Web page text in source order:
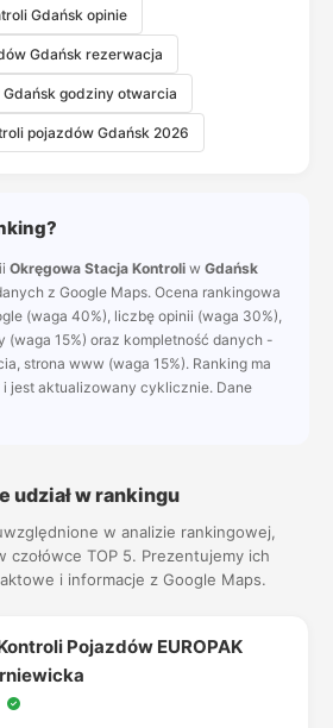
Gdańsk opinie
Gdańsk rezerwacja
godziny otwarcia
pojazdów Gdańsk 2026
Okręgowa Stacja Kontroli w Gdańsk
z Google Maps. Ocena rankingowa
(waga 40%), liczbę opinii (waga 30%),
(waga 15%) oraz kompletność danych -
strona www (waga 15%). Ranking ma
jest aktualizowany cyklicznie. Dane
udział w rankingu
w analizie rankingowej,
czołówce TOP 5. Prezentujemy ich
i informacje z Google Maps.
Pojazdów EUROPAK